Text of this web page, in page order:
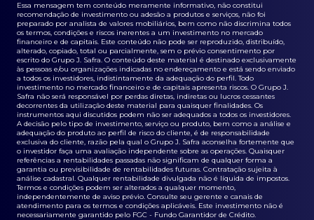
Essa mensagem tem conteúdo meramente informativo, não constitui
recomendação de investimento ou adesão a produtos e serviços, não foi
preparado por analista de valores mobiliários, bem como não discrimina todos
os termos, condições e riscos inerentes a um investimento no mercado
financeiro e de capitais. Este conteúdo não pode ser reproduzido, distribuído,
alterado, copiado, total ou parcialmente, sem o prévio consentimento por
escrito do Grupo J. Safra. O conteúdo deste material é destinado exclusivamente
às pessoas e/ou organizações indicadas no endereçamento e está sendo enviado
a todos os investidores, indistintamente da adequação do perfil. Todo
investimento no mercado financeiro e de capitais apresenta riscos. O Grupo J.
Safra não será responsável por perdas diretas, indiretas ou lucros cessantes
decorrentes da utilização deste material para quaisquer finalidades. Os
instrumentos aqui discutidos podem não ser adequados a todos os investidores.
A decisão pelo tipo de investimento, serviço ou produto, bem como a análise e
adequação do produto ao perfil de risco do cliente, é de responsabilidade
exclusiva do cliente, razão pela qual o Grupo J. Safra aconselha fortemente que
o investidor faça uma avaliação independente sobre as operações. Quaisquer
referências a rentabilidades passadas não significam de qualquer forma a
garantia ou previsibilidade de rentabilidades futuras. Contratação sujeita à
análise cadastral. Qualquer rentabilidade divulgada não é líquida de impostos.
Termos e condições podem ser alterados a qualquer momento,
independentemente de aviso prévio. Consulte seu gerente e canais de
atendimento para os termos e condições aplicáveis. Este investimento não é
necessariamente garantido pelo FGC - Fundo Garantidor de Crédito.